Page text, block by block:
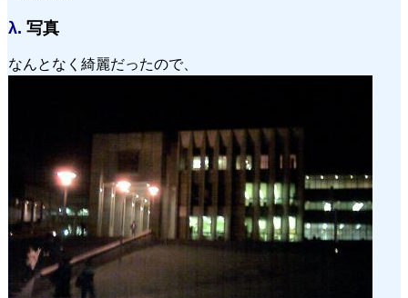
λ. 写真
なんとなく綺麗だったので、